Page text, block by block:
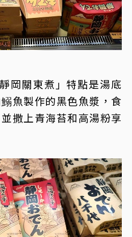
岡關東煮」特點是湯底
魚製作的黑色魚漿，食
撒上青海苔和高湯粉享